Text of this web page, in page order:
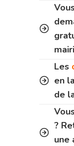
Les
en
de
?
une